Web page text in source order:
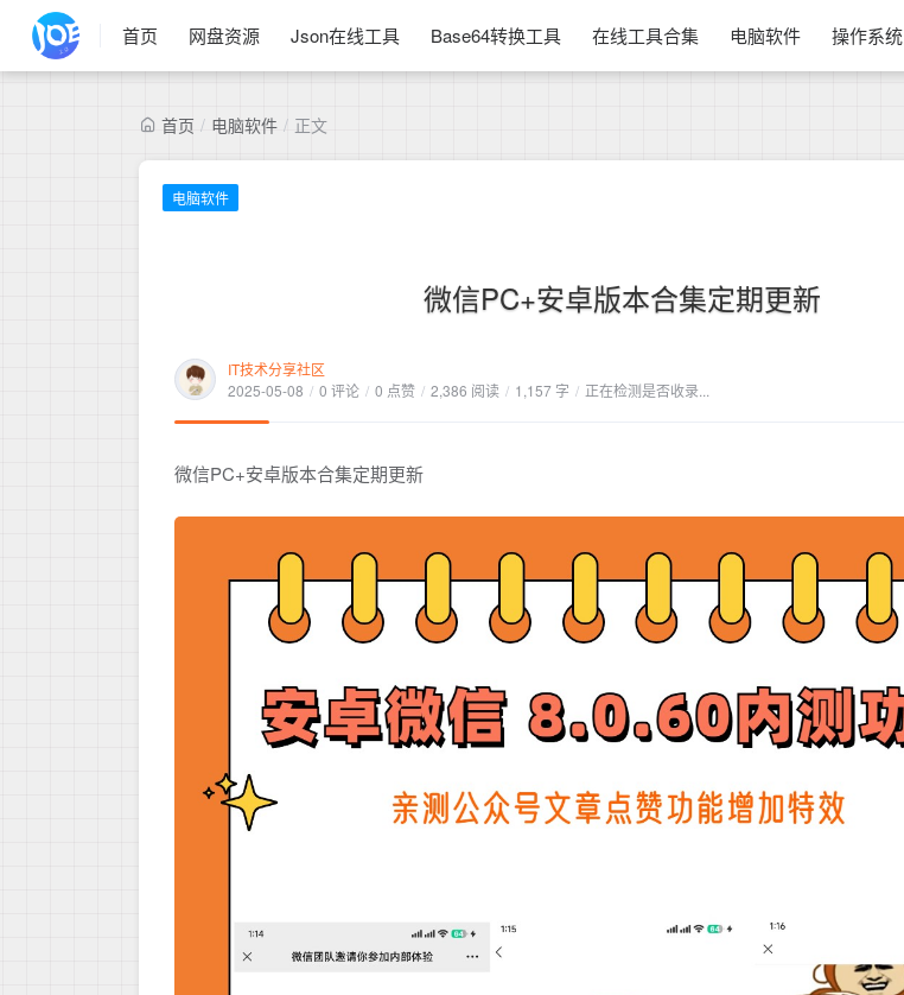
首页 网盘资源 Json在线工具 Base64转换工具 在线工具合集 电脑软件 操作系统
首页 / 电脑软件 / 正文
电脑软件
微信PC+安卓版本合集定期更新
IT技术分享社区
2025-05-08 / 0 评论 / 0 点赞 / 2,386 阅读 / 1,157 字 / 正在检测是否收录...
微信PC+安卓版本合集定期更新